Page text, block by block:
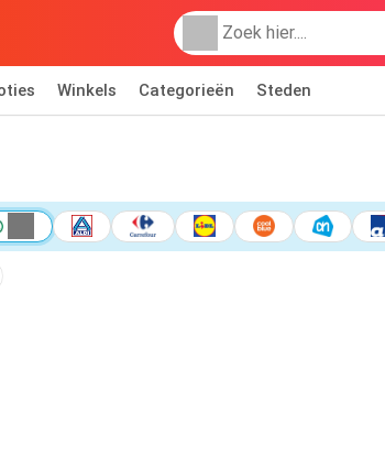
Winkels Categorieën Steden